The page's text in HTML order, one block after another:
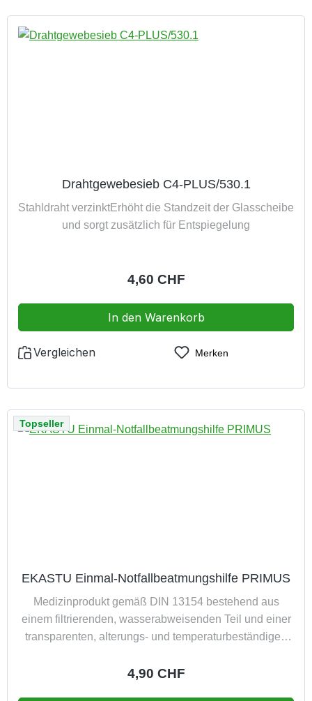
Drahtgewebesieb C4-PLUS/530.1
Stahldraht verzinktErhöht die Standzeit der Glasscheibe
und sorgt zusätzlich für Entspiegelung
Regulärer Preis:
4,60 CHF
In den Warenkorb
Vergleichen Merken
Topseller
EKASTU Einmal-Notfallbeatmungshilfe PRIMUS
Medizinprodukt gemäß DIN 13154 bestehend aus
einem filtrierenden, wasserabweisenden Teil und einer
transparenten, alterungs- und temperaturbeständigen
sehr geringer Atemwiderstand das Filtervlies erfüllt die
Regulärer Preis:
4,90 CHF